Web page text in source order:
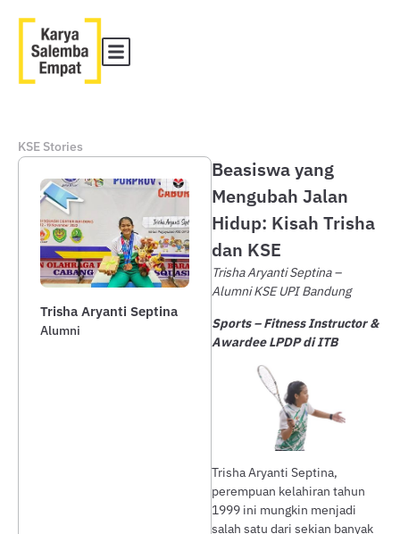
KSE Stories
Trisha Aryanti Septina
Alumni
Beasiswa yang
Mengubah Jalan
Hidup: Kisah Trisha
dan KSE
Trisha Aryanti Septina –
Alumni KSE UPI Bandung
Sports – Fitness Instructor &
Awardee LPDP di ITB
Trisha Aryanti Septina,
perempuan kelahiran tahun
1999 ini mungkin menjadi
salah satu dari sekian banyak